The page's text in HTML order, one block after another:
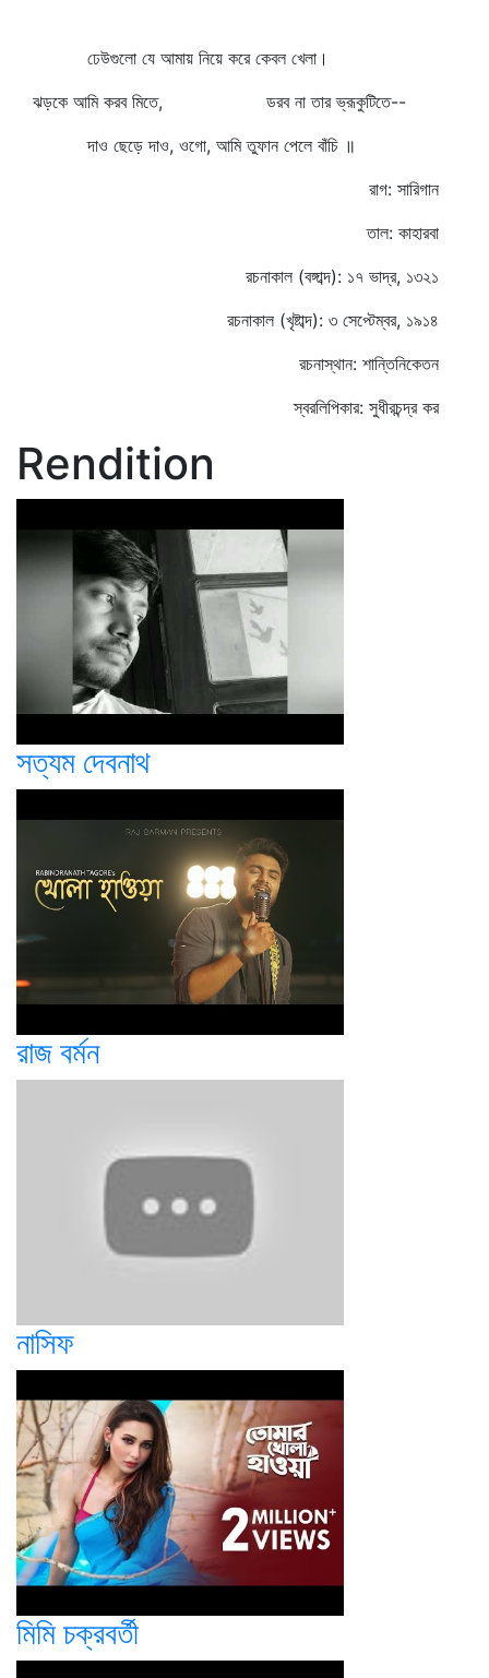
ঢেউগুলো যে আমায় নিয়ে করে কেবল খেলা।
ঝড়কে আমি করব মিতে, ডরব না তার ভ্রূকুটিতে--
দাও ছেড়ে দাও, ওগো, আমি তুফান পেলে বাঁচি ॥
রাগ: সারিগান
তাল: কাহারবা
রচনাকাল (বঙ্গাব্দ): ১৭ ভাদ্র, ১৩২১
রচনাকাল (খৃষ্টাব্দ): ৩ সেপ্টেম্বর, ১৯১৪
রচনাস্থান: শান্তিনিকেতন
স্বরলিপিকার: সুধীরচন্দ্র কর
Rendition
সত্যম দেবনাথ
রাজ বর্মন
নাসিফ
মিমি চক্রবর্তী